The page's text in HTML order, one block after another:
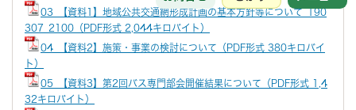
03_【資料1】地域公共交通網形成計画の基本方針等について_190
307_2100（PDF形式 2,044キロバイト）
04_【資料2】施策・事業の検討について（PDF形式 380キロバイ
ト）
05_【資料3】第2回バス専門部会開催結果について（PDF形式 1,4
32キロバイト）